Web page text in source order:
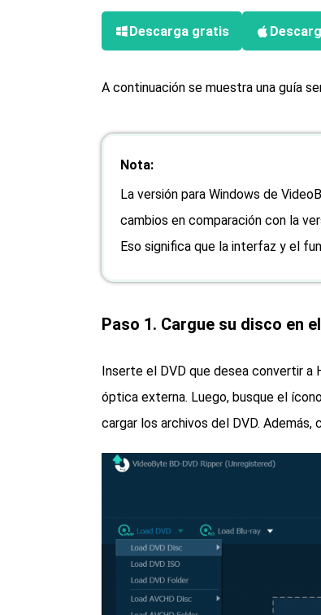
Descarga gratis
A continuación se muestra una guía
Nota:
La versión para Windows de
cambios en comparación con la
Eso significa que la interfaz y el
Paso 1. Cargue su disco en
Inserte el DVD que desea convertir a
óptica externa. Luego, busque el
cargar los archivos del DVD. Además,